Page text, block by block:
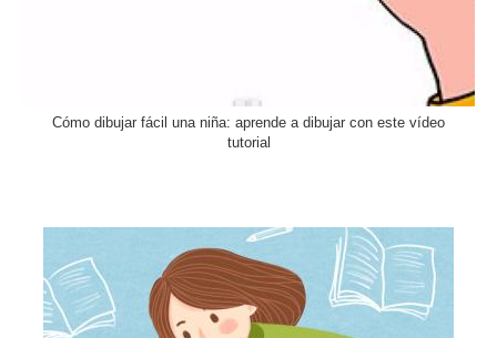
Cómo dibujar fácil una niña: aprende a dibujar con este vídeo
tutorial